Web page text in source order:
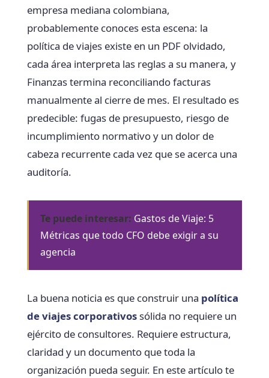
empresa mediana colombiana,
probablemente conoces esta escena: la
política de viajes existe en un PDF olvidado,
cada área interpreta las reglas a su manera, y
Finanzas termina reconciliando facturas
manualmente al cierre de mes. El resultado es
predecible: fugas de presupuesto, riesgo de
incumplimiento normativo y un dolor de
cabeza recurrente cada vez que se acerca una
auditoría.
Te puede interesar: Gastos de Viaje: 5
Métricas que todo CFO debe exigir a su
agencia
La buena noticia es que construir una política
de viajes corporativos sólida no requiere un
ejército de consultores. Requiere estructura,
claridad y un documento que toda la
organización pueda seguir. En este artículo te